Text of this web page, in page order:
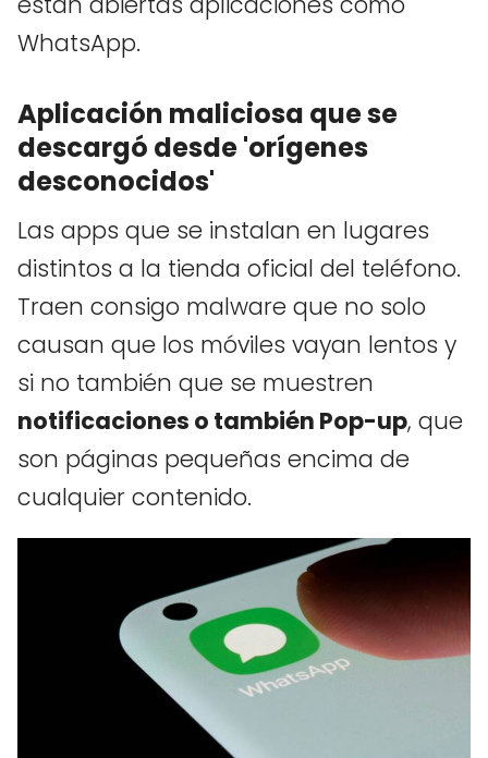
WhatsApp.
Aplicación maliciosa que se
descargó desde 'orígenes
desconocidos'
Las apps que se instalan en lugares
distintos a la tienda oficial del teléfono.
Traen consigo malware que no solo
causan que los móviles vayan lentos y
si no también que se muestren
notificaciones o también Pop-up, que
son páginas pequeñas encima de
cualquier contenido.